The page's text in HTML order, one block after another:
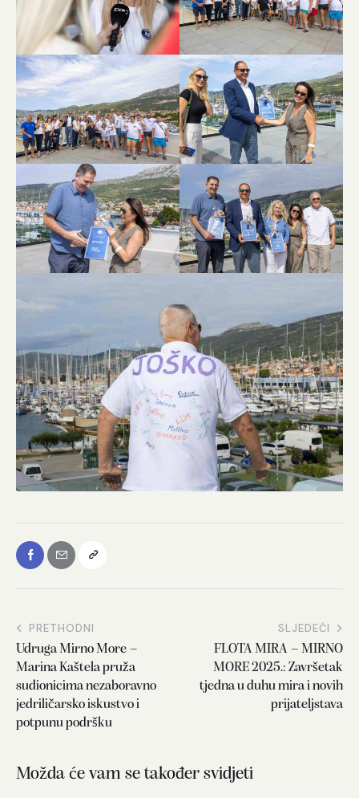
PRETHODNI
Udruga Mirno More –
Marina Kaštela pruža
sudionicima nezaboravno
jedriličarsko iskustvo i
potpunu podršku
SLJEDEĆI
FLOTA MIRA – MIRNO
MORE 2025.: Završetak
tjedna u duhu mira i novih
prijateljstava
Možda će vam se također svidjeti